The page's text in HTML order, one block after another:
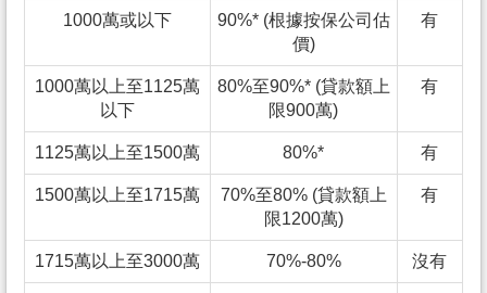
1000萬或以下
90%* (根據按保公司估
價)
有
1000萬以上至1125萬
以下
80%至90%* (貸款額上
限900萬)
有
1125萬以上至1500萬 80%* 有
1500萬以上至1715萬
70%至80% (貸款額上
限1200萬)
有
1715萬以上至3000萬 70%-80% 沒有